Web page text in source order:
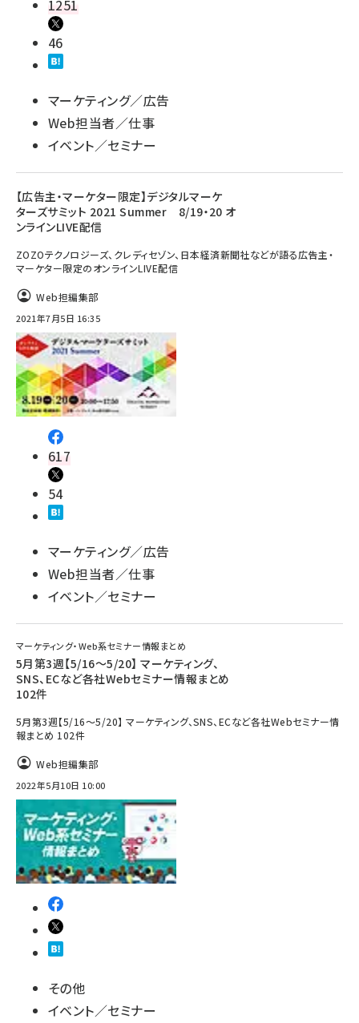
1251
46
マーケティング／広告
Web担当者／仕事
イベント／セミナー
【広告主・マーケター限定】デジタルマーケ
ターズサミット 2021 Summer 8/19・20 オ
ンラインLIVE配信
ZOZOテクノロジーズ、クレディセゾン、日本経済新聞社などが語る広告主・
マーケター限定のオンラインLIVE配信
Web担編集部
2021年7月5日 16:35
617
54
マーケティング／広告
Web担当者／仕事
イベント／セミナー
マーケティング・Web系セミナー情報まとめ
5月第3週【5/16～5/20】 マーケティング、
SNS、ECなど各社Webセミナー情報まとめ
102件
5月第3週【5/16～5/20】 マーケティング、SNS、ECなど各社Webセミナー情
報まとめ 102件
Web担編集部
2022年5月10日 10:00
その他
イベント／セミナー